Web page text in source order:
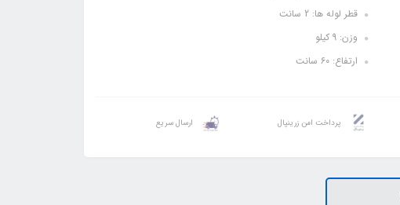
قطر لوله ها: 2 سانت
وزن: 9 کیلو
ارتفاع: ۶۰ سانت
پرداخت امن زرینپال ارسال سریع